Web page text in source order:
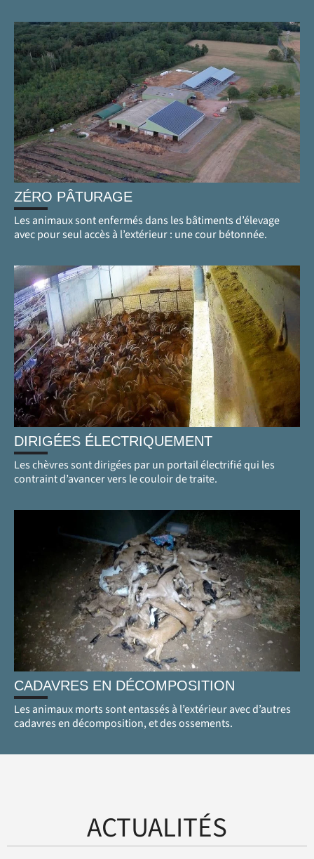
ZÉRO PÂTURAGE
Les animaux sont enfermés dans les bâtiments d’élevage
avec pour seul accès à l’extérieur : une cour bétonnée.
DIRIGÉES ÉLECTRIQUEMENT
Les chèvres sont dirigées par un portail électrifié qui les
contraint d’avancer vers le couloir de traite.
CADAVRES EN DÉCOMPOSITION
Les animaux morts sont entassés à l’extérieur avec d’autres
cadavres en décomposition, et des ossements.
ACTUALITÉS